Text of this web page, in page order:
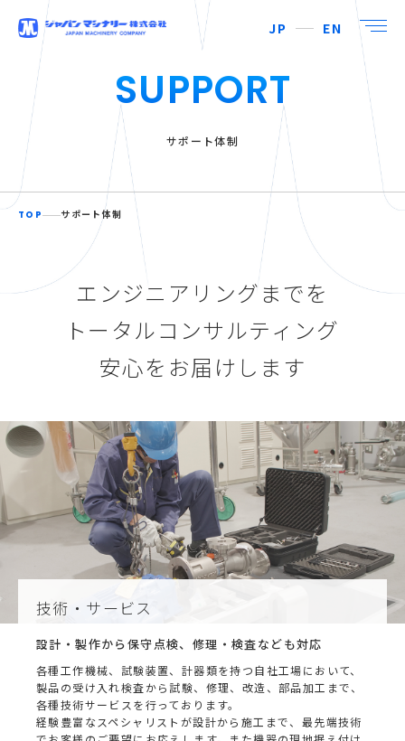
JP EN
SUPPORT
サポート体制
TOP サポート体制
エンジニアリングまでを
トータルコンサルティング
安心をお届けします
技術・サービス
設計・製作から保守点検、修理・検査なども対応
各種工作機械、試験装置、計器類を持つ自社工場において、
製品の受け入れ検査から試験、修理、改造、部品加工まで、
各種技術サービスを行っております。
経験豊富なスペシャリストが設計から施工まで、最先端技術